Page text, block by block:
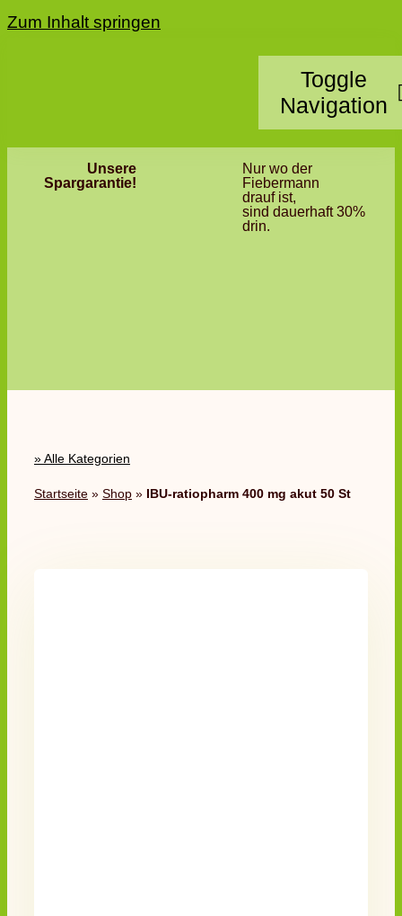
Zum Inhalt springen
Toggle
Navigation
Unsere
Spargarantie!
Nur wo der
Fiebermann
drauf ist,
sind dauerhaft 30%
drin.
» Alle Kategorien
Startseite» Shop» IBU-ratiopharm 400 mg akut 50 St